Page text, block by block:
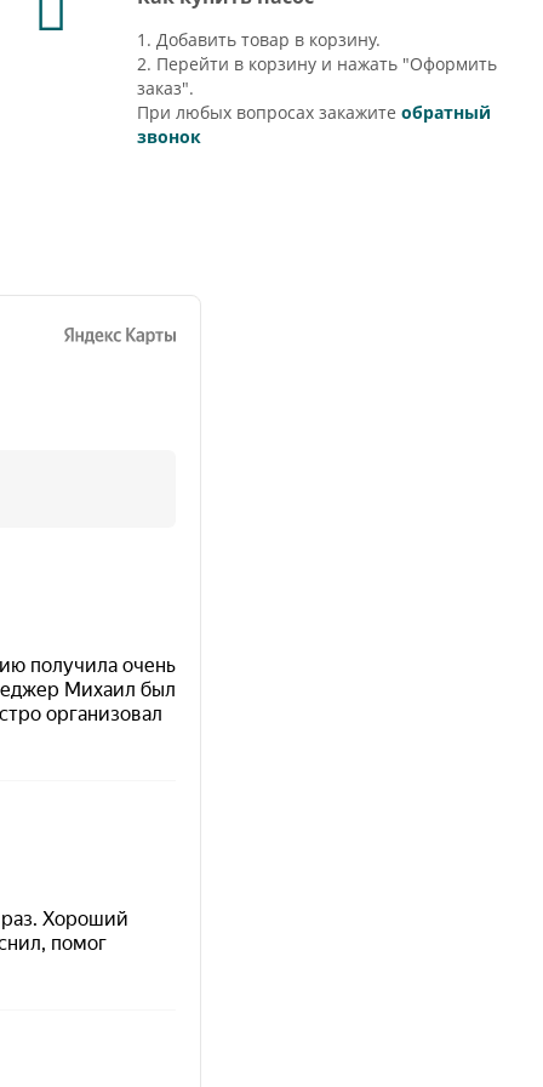
1. Добавить товар в корзину.
2. Перейти в корзину и нажать "Оформить
заказ".
При любых вопросах закажитеобратный
звонок